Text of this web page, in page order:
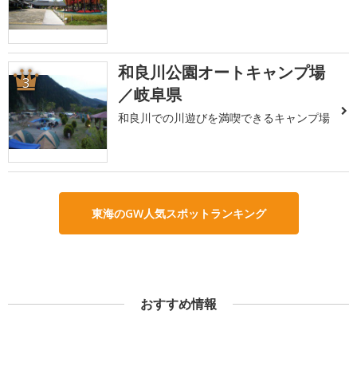
3
和良川公園オートキャンプ場
／岐阜県
和良川での川遊びを満喫できるキャンプ場
東海のGW人気スポットランキング
おすすめ情報